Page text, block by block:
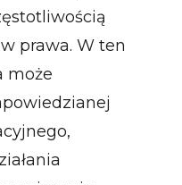
prawa. W ten
może